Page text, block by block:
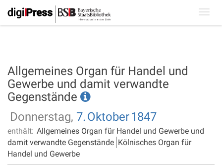
Allgemeines Organ für Handel und
Gewerbe und damit verwandte
Gegenstände
Donnerstag, 7.Oktober1847
enthält: Allgemeines Organ für Handel und Gewerbe und
damit verwandte Gegenstände Kölnisches Organ für
Handel und Gewerbe